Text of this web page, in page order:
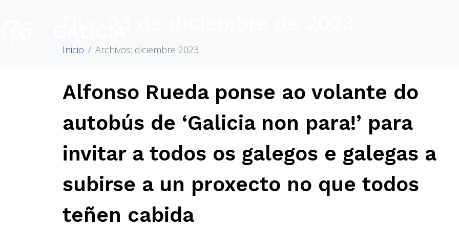
Inicio Archivos: diciembre 2023
Alfonso Rueda ponse ao volante do
autobús de ‘Galicia non para!’ para
invitar a todos os galegos e galegas a
subirse a un proxecto no que todos
teñen cabida